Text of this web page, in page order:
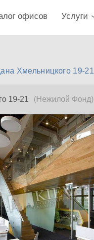
офисов Услуги
Хмельницкого 19-21
19-21 (Нежилой Фонд)